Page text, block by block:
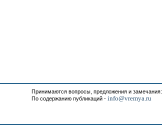
Принимаются вопросы, предложения и замечания:
По содержанию публикаций - info@vremya.ru